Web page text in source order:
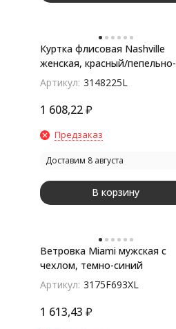
Куртка флисовая Nashville
женская, красный/пепельно-
серый
Артикул: 3148225L
1 608,22 ₽
Предзаказ
Доставим 8 августа
В корзину
Ветровка Miami мужская с
чехлом, темно-синий
Артикул: 3175F693XL
1 613,43 ₽